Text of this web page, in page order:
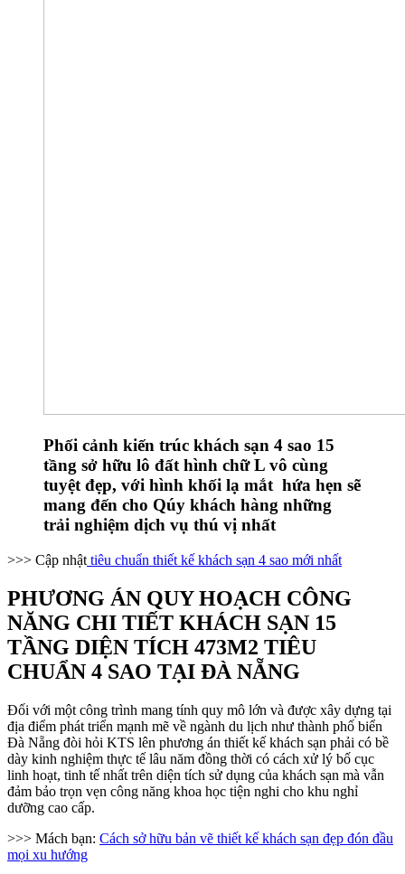
Phối cảnh kiến trúc khách sạn 4 sao 15
tầng sở hữu lô đất hình chữ L vô cùng
tuyệt đẹp, với hình khối lạ mắt hứa hẹn sẽ
mang đến cho Qúy khách hàng những
trải nghiệm dịch vụ thú vị nhất
>>> Cập nhật tiêu chuẩn thiết kế khách sạn 4 sao mới nhất
PHƯƠNG ÁN QUY HOẠCH CÔNG
NĂNG CHI TIẾT KHÁCH SẠN 15
TẦNG DIỆN TÍCH 473M2 TIÊU
CHUẨN 4 SAO TẠI ĐÀ NẴNG
Đối với một công trình mang tính quy mô lớn và được xây dựng tại
địa điểm phát triển mạnh mẽ về ngành du lịch như thành phố biển
Đà Nẵng đòi hỏi KTS lên phương án thiết kế khách sạn phải có bề
dày kinh nghiệm thực tế lâu năm đồng thời có cách xử lý bố cục
linh hoạt, tinh tế nhất trên diện tích sử dụng của khách sạn mà vẫn
đảm bảo trọn vẹn công năng khoa học tiện nghi cho khu nghỉ
dưỡng cao cấp.
>>> Mách bạn: Cách sở hữu bản vẽ thiết kế khách sạn đẹp đón đầu
mọi xu hướng